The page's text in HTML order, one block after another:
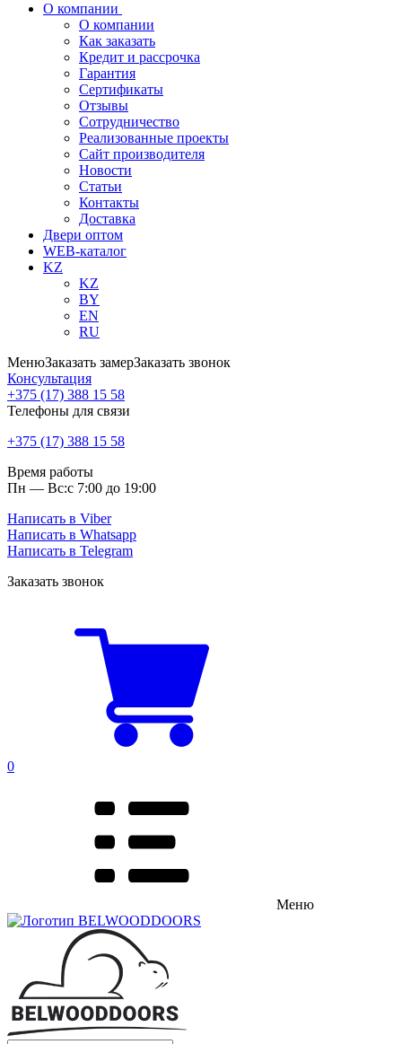
О компании
О компании
Как заказать
Кредит и рассрочка
Гарантия
Сертификаты
Отзывы
Сотрудничество
Реализованные проекты
Сайт производителя
Новости
Статьи
Контакты
Доставка
Двери оптом
WEB-каталог
KZ
KZ
BY
EN
RU
МенюЗаказать замерЗаказать звонок
Консультация
+375 (17) 388 15 58
Телефоны для связи
+375 (17) 388 15 58
Время работы
Пн — Вс:с 7:00 до 19:00
Написать в Viber
Написать в Whatsapp
Написать в Telegram
Заказать звонок
0
Меню